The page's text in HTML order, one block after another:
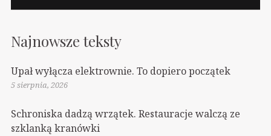
Najnowsze teksty
Upał wyłącza elektrownie. To dopiero początek
5 sierpnia, 2026
Schroniska dadzą wrzątek. Restauracje walczą ze
szklanką kranówki